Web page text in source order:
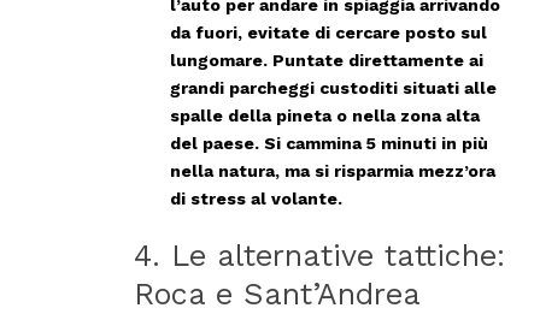
l’auto per andare in spiaggia arrivando
da fuori, evitate di cercare posto sul
lungomare. Puntate direttamente ai
grandi parcheggi custoditi situati alle
spalle della pineta o nella zona alta
del paese. Si cammina 5 minuti in più
nella natura, ma si risparmia mezz’ora
di stress al volante.
4. Le alternative tattiche:
Roca e Sant’Andrea